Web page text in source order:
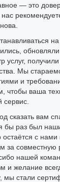
— это
услуг,
Мы
и
чтобы ваша
сервис.
сказать вам
бы раз был
с
за совместную
нашей
и желание
мы стали